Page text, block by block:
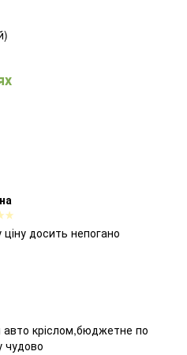
досить непогано
кріслом,бюджетне по
чудово